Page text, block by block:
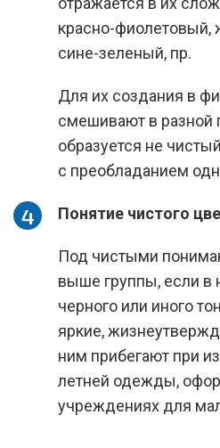
красно-
сине-зеленый, пр.
Для их создания в
смешивают в разной
образуется не
с преобладанием
Понятие чистого
Под чистыми
выше группы, если в
черного или иного
яркие,
ним прибегают при
летней одежды,
учреждениях для